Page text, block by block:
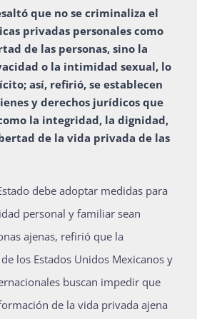
que no se criminaliza el
privadas personales como
de las personas, sino la
o la intimidad sexual, lo
así, refirió, se establecen
y derechos jurídicos que
la integridad, la dignidad,
de la vida privada de las
debe adoptar medidas para
personal y familiar sean
ajenas, refirió que la
los Estados Unidos Mexicanos y
buscan impedir que
de la vida privada ajena